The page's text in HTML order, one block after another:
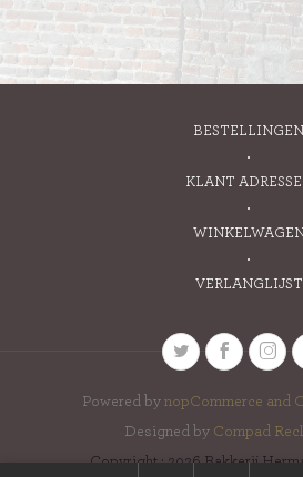
BESTELLINGEN
KLANT
WINKELWAGEN
VERLANGLIJST
Powered by nopCommerce and
Designed by Compad
Copyright ; 2026 Bakkerij